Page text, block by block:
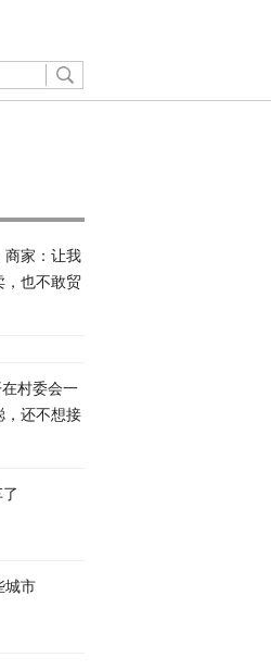
商家：让我
，也不敢贸
村委会一
，还不想接
城市